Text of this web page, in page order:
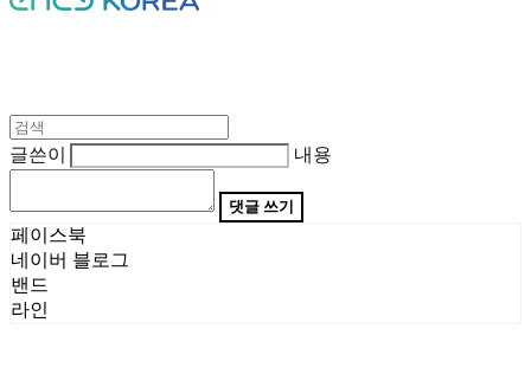
글쓴이 내용
댓글 쓰기
페이스북
네이버 블로그
밴드
라인